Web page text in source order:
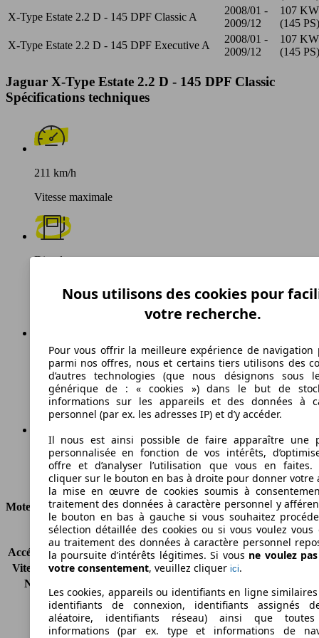
X-Type Estate 2.2 D - 145 DPF Classic A
2008/01 -
2009/12
107 KW
(145 PS)
X-Type Estate 2.2 D - 145 DPF Executive A
2008/01 -
2009/12
107 KW
(145 PS)
Jaguar X-Type Estate 2.2 D - 145 DPF Classic
Spécifications techniques
211 km/h
Vitesse maximale
Diesel
164 g/km
Émissions de CO2 (combinées)*
Ø 6.2 l/100km
Consommation
Moteur et Puissance
KW (CH)
107 kW (145 PS)
Accélération (0-100 km/h) 9.5s
Vitesse maximale (km/h) 211 km/h
Nombre de vitesses
Couple
360 nm
Cylindrée
2198 ccm
Carburant
Diesel
Nous utilisons des cookies pour
votre recherche.
Pour vous offrir la meilleure expérience de navigation
parmi nos offres, nous et certains tiers utilisons des
d’autres technologies (que nous désignons sous
générique de : « cookies ») dans le but de
informations sur les appareils et des données à
personnel (par ex. les adresses IP) et d’y accéder.
Il nous est ainsi possible de faire apparaître une
personnalisée en fonction de vos intérêts,
offre et d’analyser l’utilisation que vous en faites.
cliquer sur le bouton en bas à droite pour donner votre
la mise en œuvre de cookies soumis à
traitement des données à caractère personnel y
le bouton en bas à gauche si vous souhaitez
sélection détaillée des cookies ou si vous voulez vous
au traitement des données à caractère personnel
la poursuite d’intérêts légitimes. Si vous ne voulez
votre consentement, veuillez cliquer ici.
Les cookies, appareils ou identifiants en ligne
identifiants de connexion, identifiants assignés
aléatoire, identifiants réseau) ainsi que
informations (par ex. type et informations de